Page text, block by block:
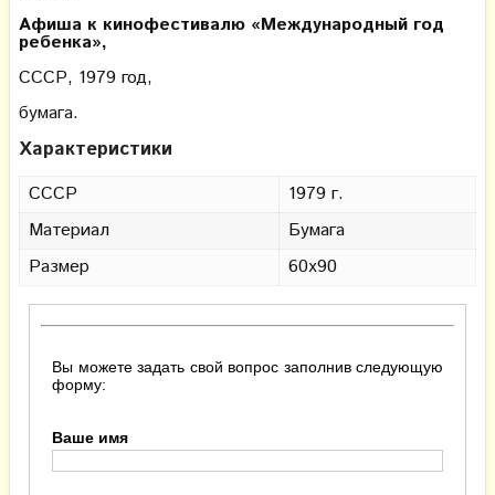
Афиша к кинофестивалю «Международный год
ребенка»,
СССР, 1979 год,
бумага.
Характеристики
СССР
1979 г.
Материал
Бумага
Размер
60х90
Вы можете задать свой вопрос заполнив следующую
форму:
Ваше имя